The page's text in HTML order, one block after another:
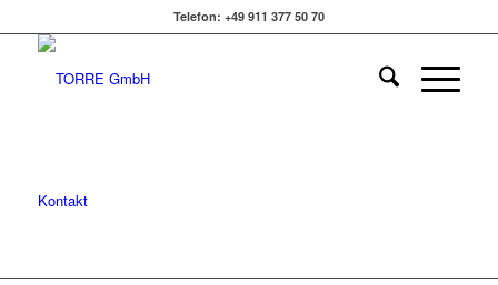
Telefon: +49 911 377 50 70
Kontakt